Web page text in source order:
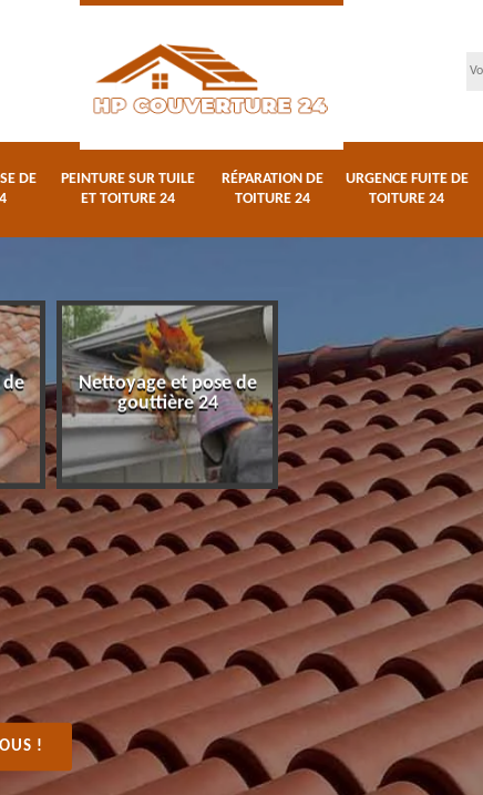
DE
PEINTURE SUR TUILE
ET TOITURE 24
RÉPARATION DE
TOITURE 24
URGENCE FUITE DE
TOITURE 24
Nettoyage et pose de
gouttière 24
Peinture sur tuile et
toiture 24
!